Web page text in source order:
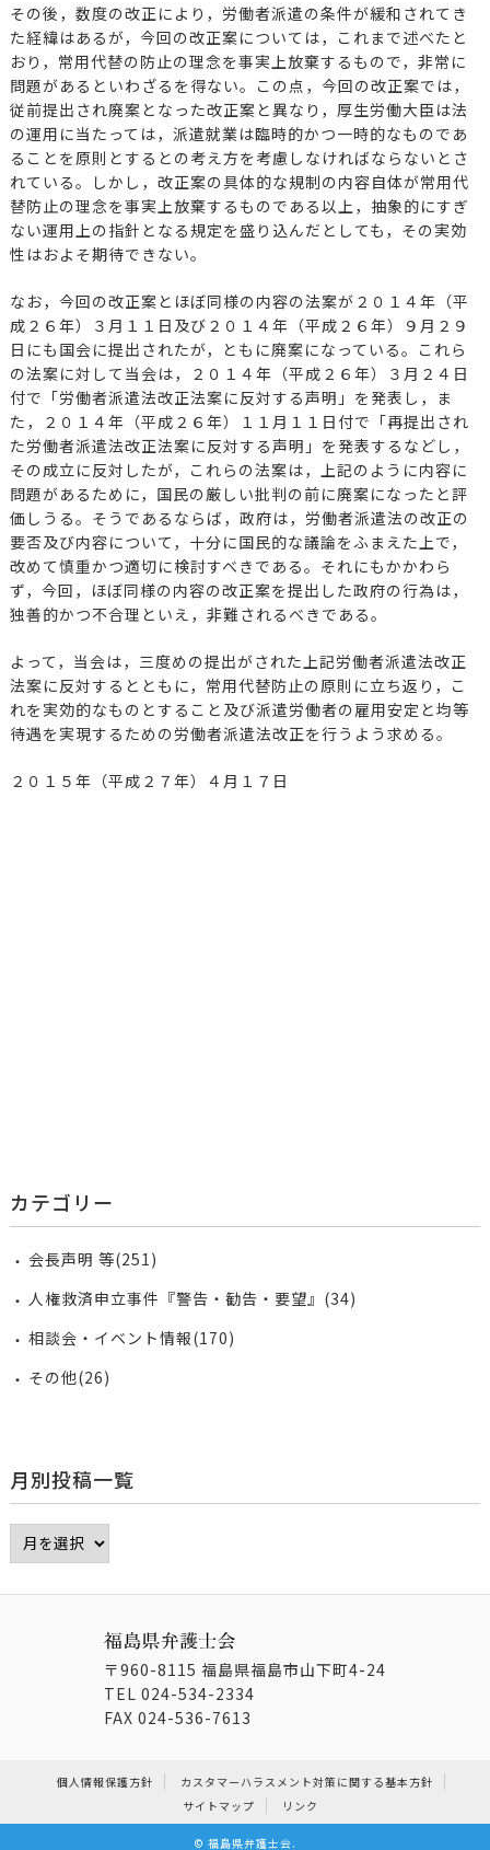
その後，数度の改正により，労働者派遣の条件が緩和されてき
た経緯はあるが，今回の改正案については，これまで述べたと
おり，常用代替の防止の理念を事実上放棄するもので，非常に
問題があるといわざるを得ない。この点，今回の改正案では，
従前提出され廃案となった改正案と異なり，厚生労働大臣は法
の運用に当たっては，派遣就業は臨時的かつ一時的なものであ
ることを原則とするとの考え方を考慮しなければならないとさ
れている。しかし，改正案の具体的な規制の内容自体が常用代
替防止の理念を事実上放棄するものである以上，抽象的にすぎ
ない運用上の指針となる規定を盛り込んだとしても，その実効
性はおよそ期待できない。
なお，今回の改正案とほぼ同様の内容の法案が２０１４年（平
成２６年）３月１１日及び２０１４年（平成２６年）９月２９
日にも国会に提出されたが，ともに廃案になっている。これら
の法案に対して当会は，２０１４年（平成２６年）３月２４日
付で「労働者派遣法改正法案に反対する声明」を発表し，ま
た，２０１４年（平成２６年）１１月１１日付で「再提出され
た労働者派遣法改正法案に反対する声明」を発表するなどし，
その成立に反対したが，これらの法案は，上記のように内容に
問題があるために，国民の厳しい批判の前に廃案になったと評
価しうる。そうであるならば，政府は，労働者派遣法の改正の
要否及び内容について，十分に国民的な議論をふまえた上で，
改めて慎重かつ適切に検討すべきである。それにもかかわら
ず，今回，ほぼ同様の内容の改正案を提出した政府の行為は，
独善的かつ不合理といえ，非難されるべきである。
よって，当会は，三度めの提出がされた上記労働者派遣法改正
法案に反対するとともに，常用代替防止の原則に立ち返り，こ
れを実効的なものとすること及び派遣労働者の雇用安定と均等
待遇を実現するための労働者派遣法改正を行うよう求める。
２０１５年（平成２７年）４月１７日
カテゴリー
会長声明 等(251)
人権救済申立事件『警告・勧告・要望』(34)
相談会・イベント情報(170)
その他(26)
月別投稿一覧
〒960-8115 福島県福島市山下町4-24
TEL 024-534-2334
FAX 024-536-7613
個人情報保護方針
カスタマーハラスメント対策に関する基本方針
サイトマップ
リンク
© 福島県弁護士会.